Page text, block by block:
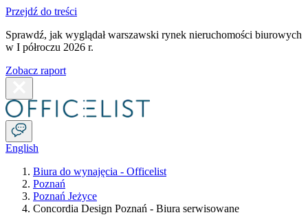
Przejdź do treści
Sprawdź, jak wyglądał warszawski rynek nieruchomości biurowych
w I półroczu 2026 r.
Zobacz raport
English
Biura do wynajęcia - Officelist
Poznań
Poznań Jeżyce
Concordia Design Poznań - Biura serwisowane